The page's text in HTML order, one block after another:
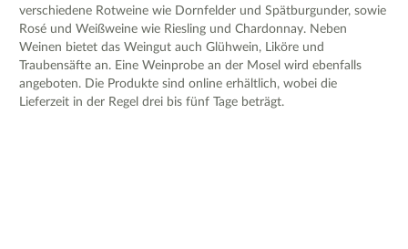
verschiedene Rotweine wie Dornfelder und Spätburgunder, sowie
Rosé und Weißweine wie Riesling und Chardonnay. Neben
Weinen bietet das Weingut auch Glühwein, Liköre und
Traubensäfte an. Eine Weinprobe an der Mosel wird ebenfalls
angeboten. Die Produkte sind online erhältlich, wobei die
Lieferzeit in der Regel drei bis fünf Tage beträgt.